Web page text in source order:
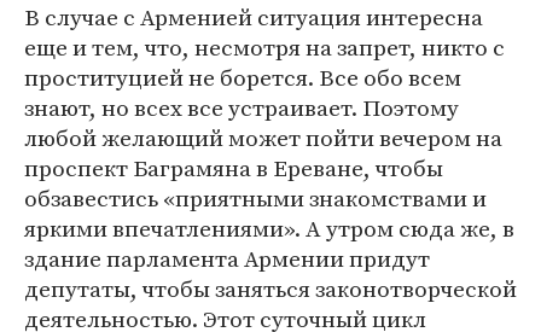
В случае с Арменией ситуация интересна
еще и тем, что, несмотря на запрет, никто с
проституцией не борется. Все обо всем
знают, но всех все устраивает. Поэтому
любой желающий может пойти вечером на
проспект Баграмяна в Ереване, чтобы
обзавестись «приятными знакомствами и
яркими впечатлениями». А утром сюда же, в
здание парламента Армении придут
депутаты, чтобы заняться законотворческой
деятельностью. Этот суточный цикл